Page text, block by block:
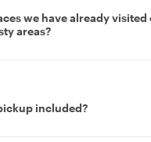
we have already visited
areas?
included?